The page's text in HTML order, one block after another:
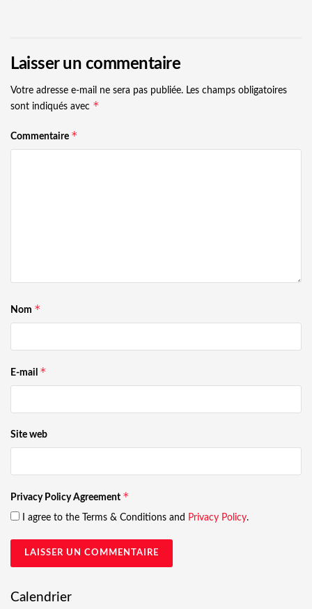
Laisser un commentaire
Votre adresse e-mail ne sera pas publiée. Les champs obligatoires
sont indiqués avec *
Commentaire *
Nom *
E-mail *
Site web
Privacy Policy Agreement *
I agree to the Terms & Conditions and Privacy Policy.
Calendrier